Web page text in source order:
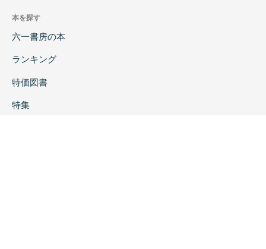
本を探す
六一書房の本
ランキング
特価図書
特集